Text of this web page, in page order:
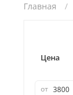
Главная
Цена
от